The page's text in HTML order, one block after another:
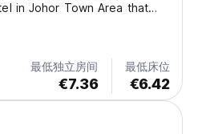
in Johor Town Area that
最低独立房间
€7.36
最低床位
€6.42